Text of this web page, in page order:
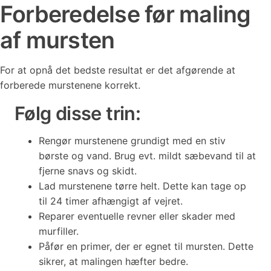
Forberedelse før maling
af mursten
For at opnå det bedste resultat er det afgørende at
forberede murstenene korrekt.
Følg disse trin:
Rengør murstenene grundigt med en stiv
børste og vand. Brug evt. mildt sæbevand til at
fjerne snavs og skidt.
Lad murstenene tørre helt. Dette kan tage op
til 24 timer afhængigt af vejret.
Reparer eventuelle revner eller skader med
murfiller.
Påfør en primer, der er egnet til mursten. Dette
sikrer, at malingen hæfter bedre.